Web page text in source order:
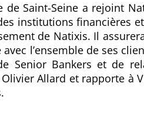
de Saint-Seine a rejoint
institutions financières
de Natixis. Il
avec l’ensemble de ses
Senior Bankers et de
Allard et rapporte à